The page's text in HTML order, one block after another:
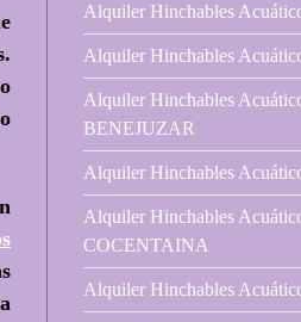
Alquiler Hinchables
Alquiler Hinchables
Alquiler Hinchables
BENEJUZAR
Alquiler Hinchables
Alquiler Hinchables
COCENTAINA
Alquiler Hinchables